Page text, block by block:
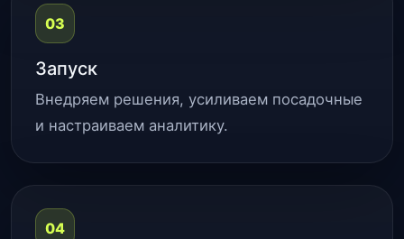
03
Запуск
Внедряем решения, усиливаем посадочные
и настраиваем аналитику.
04